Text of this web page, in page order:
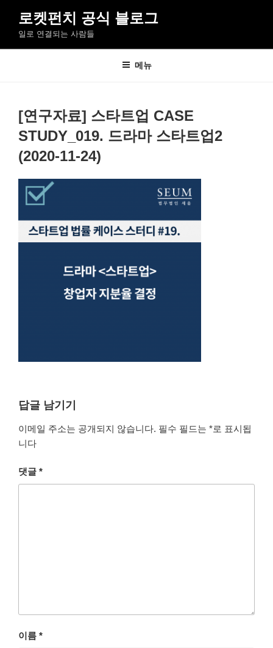
로
로켓펀치 공식 블로그
일로 연결되는 사람들
메뉴
[연구자료] 스타트업 CASE
STUDY_019. 드라마 스타트업2
(2020-11-24)
답글 남기기
이메일 주소는 공개되지 않습니다. 필수 필드는 *로 표시됩
니다
댓글 *
이름 *